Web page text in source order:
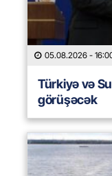
05.08.2026 -
Türkiyə və
görüşəcək